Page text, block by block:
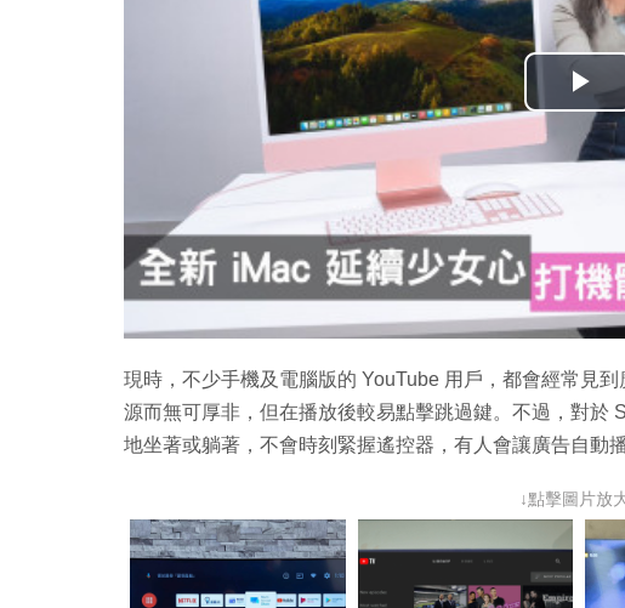
播
放
片
現時，不少手機及電腦版的 YouTube 用戶，都會經常見
源而無可厚非，但在播放後較易點擊跳過鍵。不過，對於
地坐著或躺著，不會時刻緊握遙控器，有人會讓廣告自動播
↓點擊圖片放